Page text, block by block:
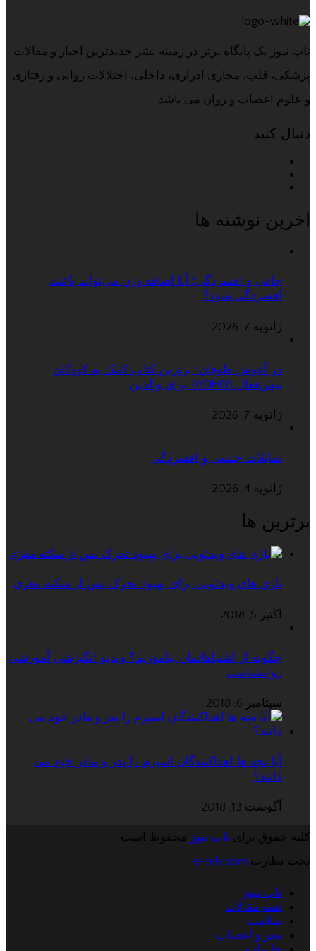
تاپ نیوز یک پایگاه برتر در زمینه نشر جدیدترین اخبار و مقالات
پزشکی، قلب، مجاری ادراری، داخلی، اختلالات روانی و رفتاری
و علوم اعصاب و روان می باشد.
دنبال کنید
اخرین نوشته ها
چاقی و افسردگی؛ آیا اضافه وزن می‌تواند باعث
افسردگی شود؟
ژانویه 7, 2026
در آغوش طوفان؛ برترین کتاب کمک به کودکان
بیش‌فعال (ADHD) برای والدین
ژانویه 7, 2026
تمایلات جنسی و افسردگی
ژانویه 4, 2026
برترین ها
بازی های ویدئویی برای بهبود تحرک پس از سکته مغزی
اکتبر 5, 2018
چگونه از اشتباهاتمان بیاموزیم؟ ویدیو انگیزشی آموزشی
روانشناسی
سپتامبر 6, 2018
آیا بچه ها اهداکنندگان اسپرم را پدر و مادر خود می
دانند؟
آگوست 13, 2018
کلیه حقوق برای تاپ نیوز
محفوظ است.
تحت نظارت e-teb.com
تاپ نیوز
همه مقالات
سلامت
مغز و اعصاب